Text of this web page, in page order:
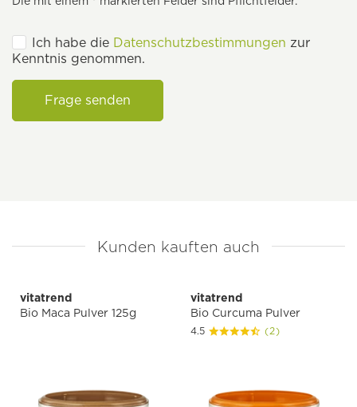
Ich habe die Datenschutzbestimmungen zur
Kenntnis genommen.
Frage senden
Kunden kauften auch
vitatrend
Bio Maca Pulver 125g
vitatrend
Bio Curcuma Pulver
4.5 (2)